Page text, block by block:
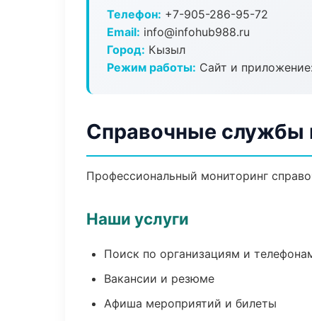
Телефон: +7-905-286-95-72
Email: info@infohub988.ru
Город: Кызыл
Режим работы: Сайт и
Справочные службы
Профессиональный мониторинг
Наши услуги
Поиск по организациям и
Вакансии и резюме
Афиша мероприятий и билеты